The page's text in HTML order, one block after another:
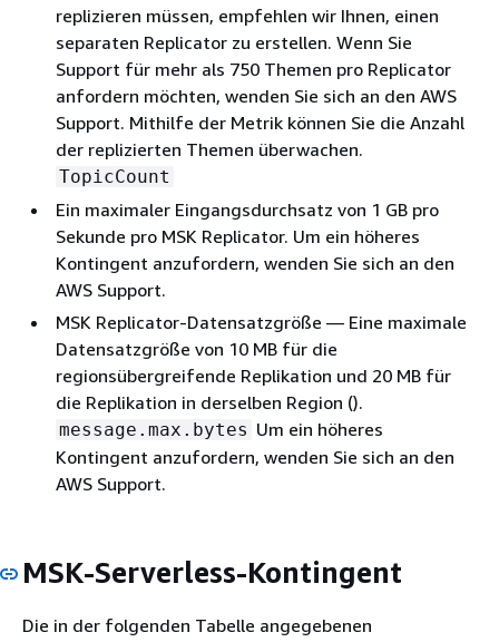
replizieren müssen, empfehlen wir Ihnen, einen
separaten Replicator zu erstellen. Wenn Sie
Support für mehr als 750 Themen pro Replicator
anfordern möchten, wenden Sie sich an den AWS
Support. Mithilfe der Metrik können Sie die Anzahl
der replizierten Themen überwachen.
TopicCount
Ein maximaler Eingangsdurchsatz von 1 GB pro
Sekunde pro MSK Replicator. Um ein höheres
Kontingent anzufordern, wenden Sie sich an den
AWS Support.
MSK Replicator-Datensatzgröße — Eine maximale
Datensatzgröße von 10 MB für die
regionsübergreifende Replikation und 20 MB für
die Replikation in derselben Region ().
message.max.bytes Um ein höheres
Kontingent anzufordern, wenden Sie sich an den
AWS Support.
MSK-Serverless-Kontingent
Die in der folgenden Tabelle angegebenen